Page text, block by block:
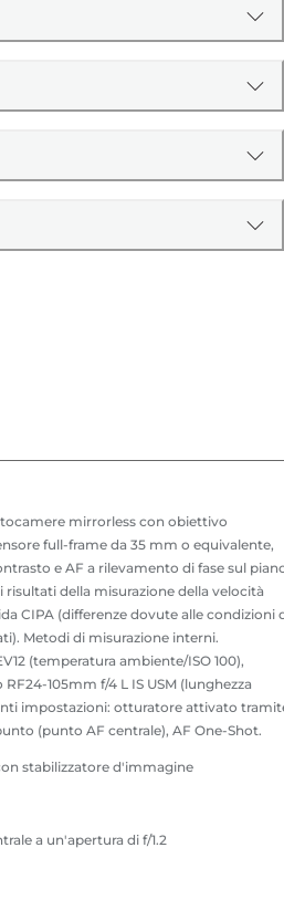
mirrorless con obiettivo
full-frame da 35 mm o equivalente,
e AF a rilevamento di fase sul
della misurazione della velocità
CIPA (differenze dovute alle condizioni
Metodi di misurazione interni.
(temperatura ambiente/ISO 100),
105mm f/4 L IS USM (lunghezza
impostazioni: otturatore attivato
(punto AF centrale), AF One-Shot.
stabilizzatore d'immagine
a un'apertura di f/1.2